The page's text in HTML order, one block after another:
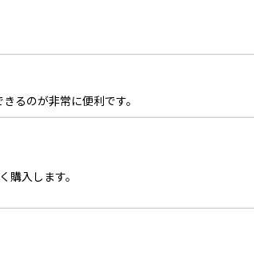
るのが非常に便利です。
購入します。